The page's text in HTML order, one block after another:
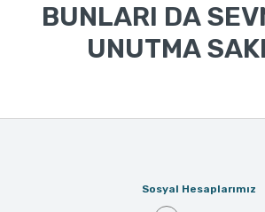
BUNLARI DA
UNUTMA
Sosyal Hesaplarımız